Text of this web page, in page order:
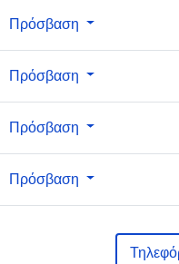
Πρόσβαση
Πρόσβαση
Πρόσβαση
Πρόσβαση
https://doi.org/
648
http://
public